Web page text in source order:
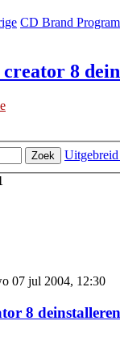
CD Brand
8
Zoek
Uitgebreid
07 jul 2004, 12:30
8 deinstalleren